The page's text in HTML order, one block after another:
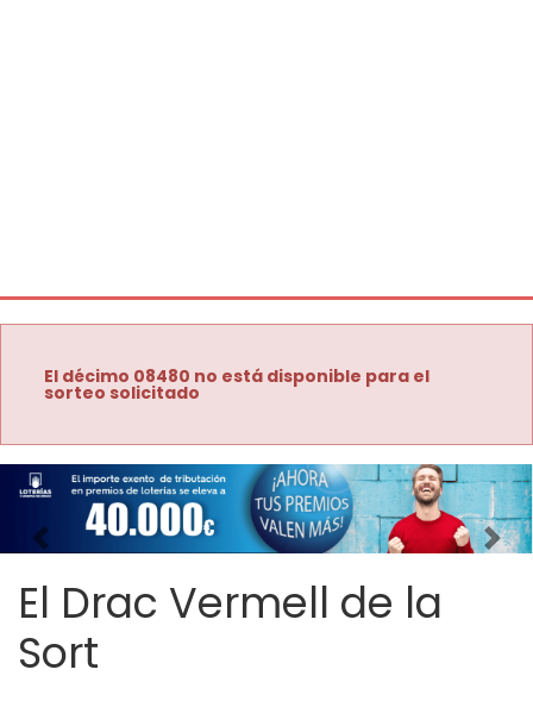
El décimo 08480 no está disponible para el
sorteo solicitado
Imagen anterior
El Drac Vermell de la
Sort